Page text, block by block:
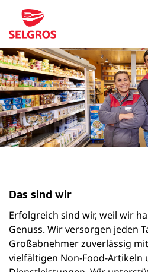
Das sind wir
Erfolgreich sind wir, weil wir
Genuss. Wir versorgen jeden
Großabnehmer zuverlässig
vielfältigen Non-Food-Artikeln